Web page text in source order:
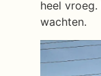
heel vroeg.
wachten.